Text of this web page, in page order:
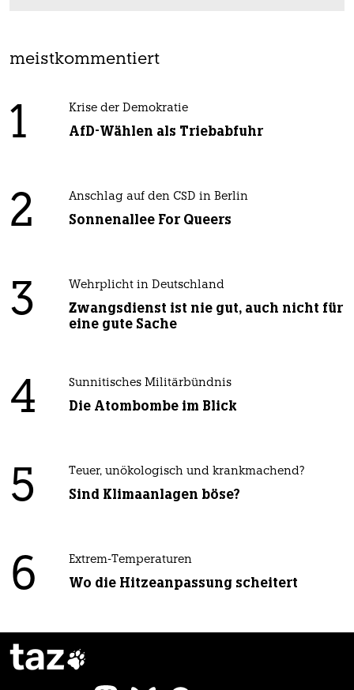
meistkommentiert
1 Krise der Demokratie
AfD-Wählen als Triebabfuhr
2 Anschlag auf den CSD in Berlin
Sonnenallee For Queers
3 Wehrplicht in Deutschland
Zwangsdienst ist nie gut, auch nicht für
eine gute Sache
4 Sunnitisches Militärbündnis
Die Atombombe im Blick
5 Teuer, unökologisch und krankmachend?
Sind Klimaanlagen böse?
6 Extrem-Temperaturen
Wo die Hitzeanpassung scheitert
taz